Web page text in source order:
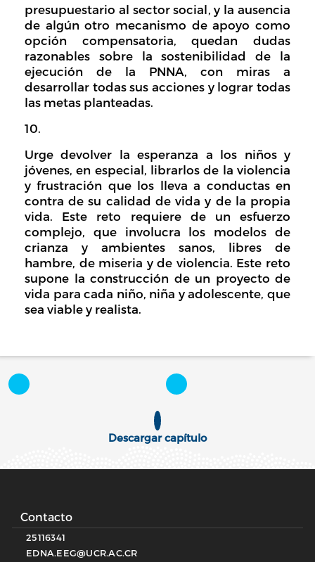
presupuestario al sector social, y la ausencia
de algún otro mecanismo de apoyo como
opción compensatoria, quedan dudas
razonables sobre la sostenibilidad de la
ejecución de la PNNA, con miras a
desarrollar todas sus acciones y lograr todas
las metas planteadas.
Urge devolver la esperanza a los niños y
jóvenes, en especial, librarlos de la violencia
y frustración que los lleva a conductas en
contra de su calidad de vida y de la propia
vida. Este reto requiere de un esfuerzo
complejo, que involucra los modelos de
crianza y ambientes sanos, libres de
hambre, de miseria y de violencia. Este reto
supone la construcción de un proyecto de
vida para cada niño, niña y adolescente, que
sea viable y realista.
Descargar capítulo
Contacto
25116341
EDNA.EEG@UCR.AC.CR